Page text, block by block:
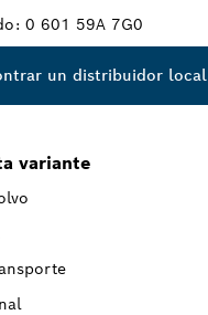
0 601 59A 7G0
un distribuidor local
variante